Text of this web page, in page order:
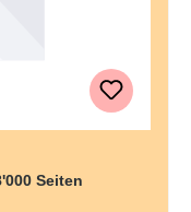
Seiten